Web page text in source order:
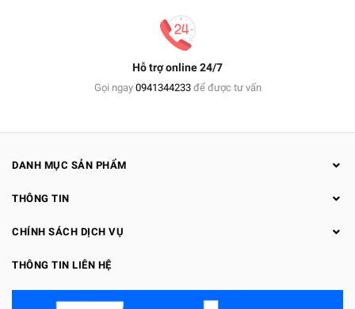
Hỗ trợ online 24/7
Gọi ngay 0941344233để được tư vấn
DANH MỤC SẢN PHẨM
THÔNG TIN
CHÍNH SÁCH DỊCH VỤ
THÔNG TIN LIÊN HỆ